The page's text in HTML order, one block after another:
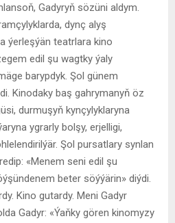
Gadyryň sözüni aldym.
dynç alyş
ýerleşýän teatrlara kino
edil şu wagtky ýaly
barypdyk. Şol günem
Kinodaky baş gahrymanyň öz
durmuşyň kynçylyklaryna
ygrarly bolşy, erjelligi,
Şol pursatlary synlan
«Menem seni edil şu
beter söýýärin» diýdi.
Kino gutardy. Meni Gadyr
Gadyr: «Ýaňky gören kinomyzy